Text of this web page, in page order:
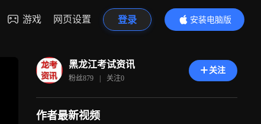
游戏 网页设置 登录
安装电脑版
内容更精彩
黑龙江考试资讯
粉丝879 | 关注0
关注
作者最新视频